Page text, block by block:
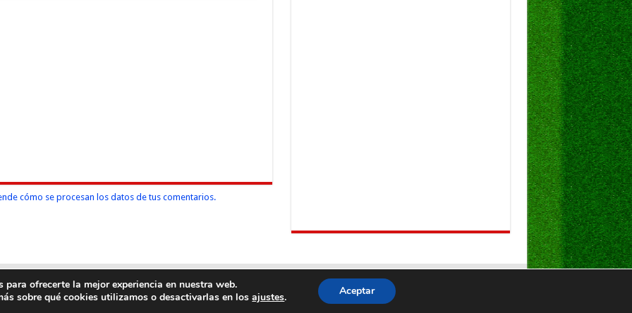
cómo se procesan los datos de tus comentarios.
para ofrecerte la mejor experiencia en nuestra web.
sobre qué cookies utilizamos o desactivarlas en losajustes. Aceptar